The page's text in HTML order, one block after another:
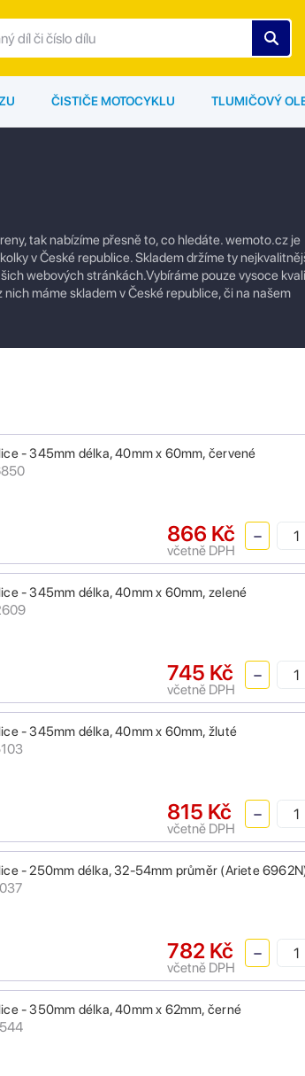
ČISTIČE MOTOCYKLU TLUMIČOVÝ
tak nabízíme přesně to, co hledáte. wemoto.cz je
v České republice. Skladem držíme ty
webových stránkách.Vybíráme pouze vysoce
máme skladem v České republice, či na našem
- 345mm délka, 40mm x 60mm, červené
866 Kč
včetně DPH
- 345mm délka, 40mm x 60mm, zelené
745 Kč
včetně DPH
- 345mm délka, 40mm x 60mm, žluté
815 Kč
včetně DPH
- 250mm délka, 32-54mm průměr (Ariete
782 Kč
včetně DPH
- 350mm délka, 40mm x 62mm, černé